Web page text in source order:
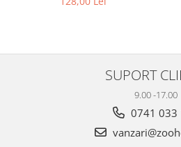
SUPORT
9.00 -17.00
0741 033